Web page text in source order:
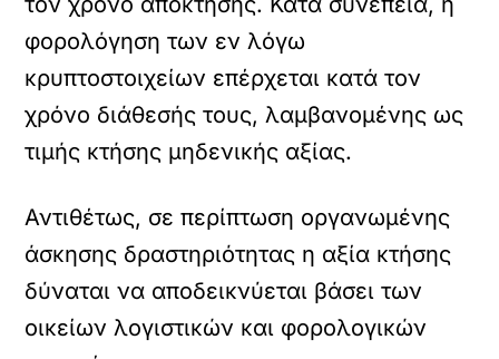
φορολόγηση των εν λόγω
κρυπτοστοιχείων επέρχεται κατά τον
χρόνο διάθεσής τους, λαμβανομένης ως
τιμής κτήσης μηδενικής αξίας.
Αντιθέτως, σε περίπτωση οργανωμένης
άσκησης δραστηριότητας η αξία κτήσης
δύναται να αποδεικνύεται βάσει των
οικείων λογιστικών και φορολογικών